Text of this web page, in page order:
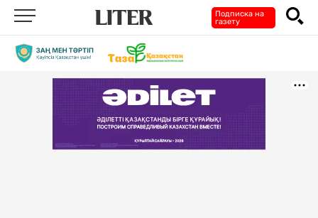
Подписка на
газету